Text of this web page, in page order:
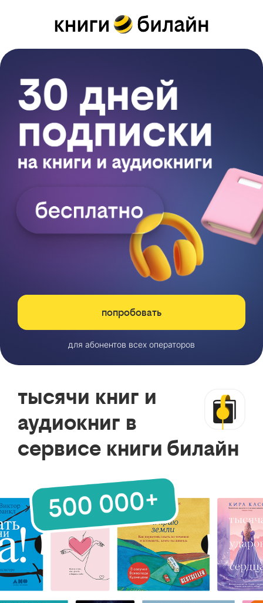
попробовать
для абонентов всех операторов
тысячи книг и
аудиокниг в
сервисе книги билайн